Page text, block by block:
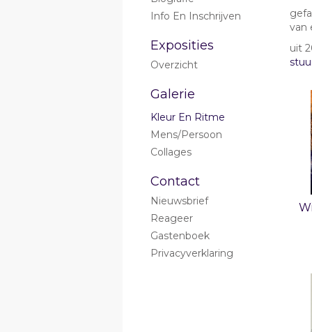
van
uit
Info En Inschrijven
Exposities
Overzicht
Galerie
Kleur En Ritme
Mens/persoon
Collages
Contact
Nieuwsbrief
Reageer
Gastenboek
Privacyverklaring